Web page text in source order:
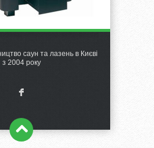
саун та лазень в Києві
з 2004 року
F